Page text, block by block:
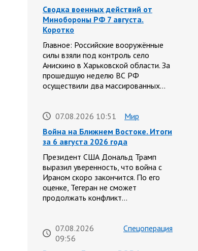
Сводка военных действий от
Минобороны РФ 7 августа.
Коротко
Главное: Российские вооружённые
силы взяли под контроль село
Анискино в Харьковской области. За
прошедшую неделю ВС РФ
осуществили два массированных…
07.08.2026 10:51
Мир
Война на Ближнем Востоке. Итоги
за 6 августа 2026 года
Президент США Дональд Трамп
выразил уверенность, что война с
Ираном скоро закончится. По его
оценке, Тегеран не сможет
продолжать конфликт…
07.08.2026
09:56
Спецоперация